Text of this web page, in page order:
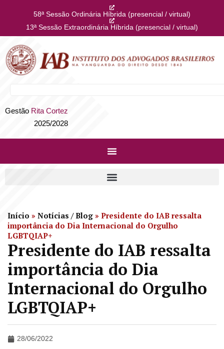
58ª Sessão Ordinária Híbrida (presencial / virtual)
13ª Sessão Extraordinária Híbrida (presencial / virtual)
Gestão Rita Cortez
2025/2028
Início » Notícias / Blog » Presidente do IAB ressalta
importância do Dia Internacional do Orgulho
LGBTQIAP+
Presidente do IAB ressalta
importância do Dia
Internacional do Orgulho
LGBTQIAP+
28/06/2022